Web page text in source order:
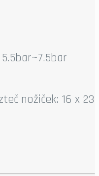
nožiček: 16 x 23